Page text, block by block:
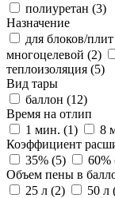
полиуретан (3)
Назначение
для блоков/
многоцелевой (2)
теплоизоляция (5)
Вид тары
баллон (12)
Время на отлип
1 мин. (1) 8
Коэффициент
35% (5) 60%
Объем пены в
25 л (2) 50 л